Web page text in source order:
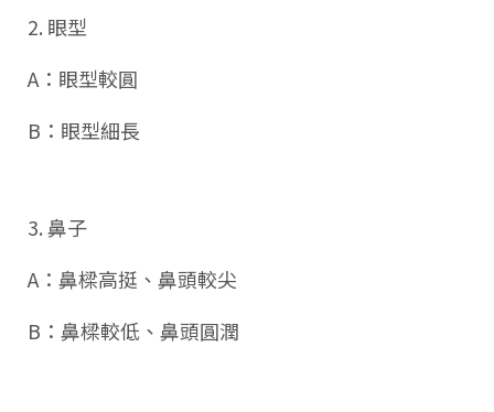
2. 眼型
A：眼型較圓
B：眼型細長
3. 鼻子
A：鼻樑高挺、鼻頭較尖
B：鼻樑較低、鼻頭圓潤